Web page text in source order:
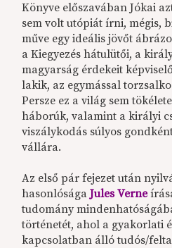
Könyve előszavában Jókai
sem volt utópiát írni, mégis,
műve egy ideális jövőt
a Kiegyezés hátulütői, a
magyarság érdekeit
lakik, az egymással
Persze ez a világ sem
háborúk, valamint a királyi
viszálykodás súlyos
vállára.
Az első pár fejezet után
hasonlóságaJules Verne
tudomány
történetét, ahol a gyakorlati
kapcsolatban álló tudós/